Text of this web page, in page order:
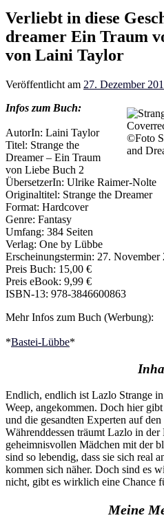
Verliebt in diese
dreamer Ein Traum
von Laini Taylor
Veröffentlicht am 27. Dezember
©Foto
and
Infos zum Buch:
AutorIn: Laini Taylor
Titel: Strange the
Dreamer – Ein Traum
von Liebe Buch 2
ÜbersetzerIn: Ulrike Raimer-Nolte
Originaltitel: Strange the Dreamer
Format: Hardcover
Genre: Fantasy
Umfang: 384 Seiten
Verlag: One by Lübbe
Erscheinungstermin: 27. November
Preis Buch: 15,00 €
Preis eBook: 9,99 €
ISBN-13: 978-3846600863
Mehr Infos zum Buch (Werbung):
*Bastei-Lübbe*
Endlich, endlich ist Lazlo Strange
Weep, angekommen. Doch hier
und die gesandten Experten auf
Währenddessen träumt Lazlo in
geheimnisvollen Mädchen mit der
sind so lebendig, dass sie sich real
kommen sich näher. Doch sind es
nicht, gibt es wirklich eine Chance
Meine